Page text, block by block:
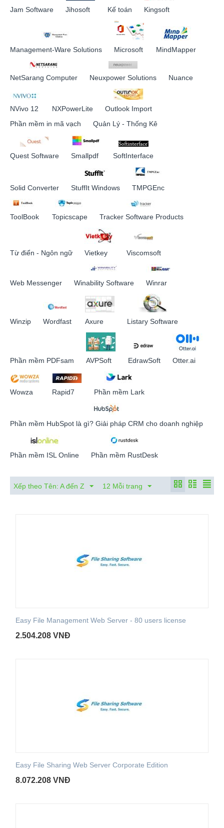
Jam Software Jihosoft Kế toán Kingsoft
Management-Ware Solutions Microsoft MindMapper
NetSarang Computer Neuxpower Solutions Nuance
NVivo 12 NXPowerLite
Outlook Import
Phần mềm in mã vạch
Quản Lý - Thống Kê
Quest Software Smallpdf SoftInterface
Solid Converter StuffIt Windows TMPGEnc
ToolBook Topicscape Tracker Software Products
Từ điển - Ngôn ngữ Vietkey Viscomsoft
Web Messenger Winability Software Winrar
Winzip Wordfast Axure Listary Software
Phần mềm PDFsam AVPSoft EdrawSoft Otter.ai
Wowza Rapid7 Phần mềm Lark
Phần mềm HubSpot là gì? Giải pháp CRM cho doanh nghiệp
Phần mềm ISL Online Phần mềm RustDesk
Xếp theo Tên: A đến Z 12 Mỗi trang
Easy File Management Web Server - 80 users license
2.504.208 VNĐ
Easy File Sharing Web Server Corporate Edition
8.072.208 VNĐ